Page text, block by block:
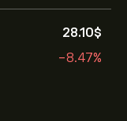
28.10‎$‎
-8.47%